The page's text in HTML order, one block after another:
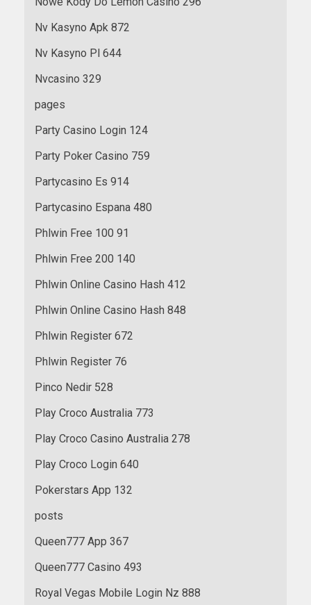
Nv Kasyno Apk 872
Nv Kasyno Pl 644
Nvcasino 329
pages
Party Casino Login 124
Party Poker Casino 759
Partycasino Es 914
Partycasino Espana 480
Phlwin Free 100 91
Phlwin Free 200 140
Phlwin Online Casino Hash 412
Phlwin Online Casino Hash 848
Phlwin Register 672
Phlwin Register 76
Pinco Nedir 528
Play Croco Australia 773
Play Croco Casino Australia 278
Play Croco Login 640
Pokerstars App 132
posts
Queen777 App 367
Queen777 Casino 493
Royal Vegas Mobile Login Nz 888